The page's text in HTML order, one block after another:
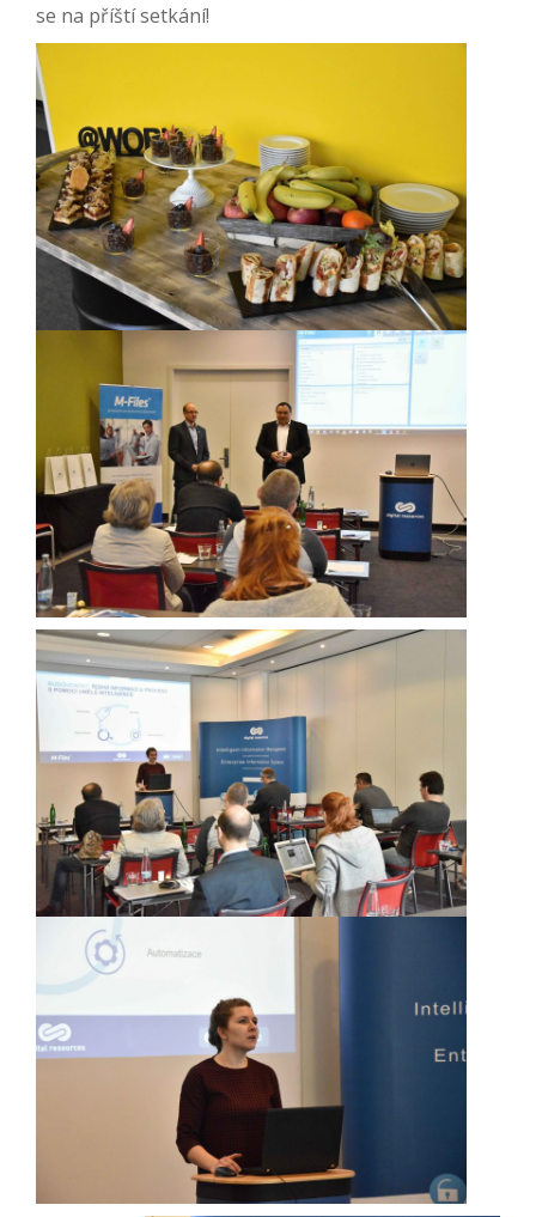
se na příští setkání!